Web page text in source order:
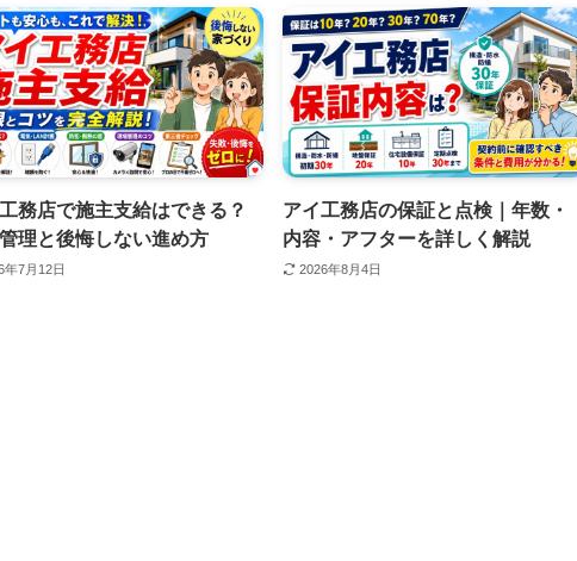
務店で施主支給はできる？
理と後悔しない進め方
年7月12日
アイ工務店の保証と点検｜年数・
内容・アフターを詳しく解説
2026年8月4日